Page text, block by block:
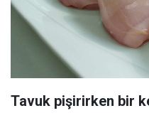
Tavuk pişirirken bir